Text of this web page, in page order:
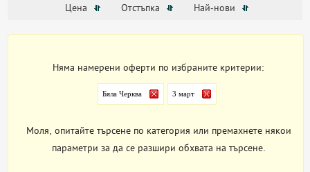
Цена Отстъпка Най-нови
Няма намерени оферти по избраните критерии:
Бяла Черква 3 март
Моля, опитайте търсене по категория или премахнете някои
параметри за да се разшири обхвата на търсене.